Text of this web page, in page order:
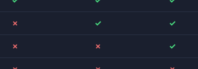
✗ ✓ ✓
✗ ✗ ✓